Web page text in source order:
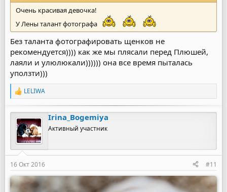
Очень красивая девочка!
У Лены талант фотографа
Без таланта фотографировать щенков не
рекомендуется)))) как же мы плясали перед Плюшей,
лаяли и улюлюкали)))))) она все время пыталась
уползти)))
Р
а
к
ц
и
и
:
LELIWA
Irina_Bogemiya
Активный участник
16 Окт 2016 #11